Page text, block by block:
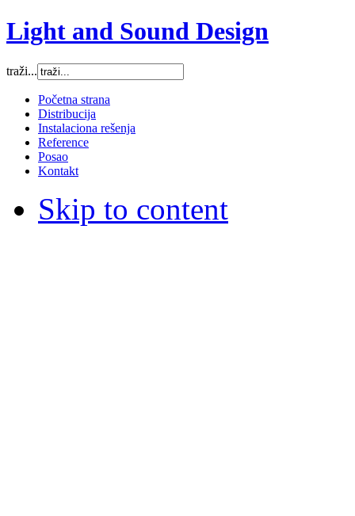
Light and Sound Design
traži...
Početna strana
Distribucija
Instalaciona rešenja
Reference
Posao
Kontakt
Skip to content